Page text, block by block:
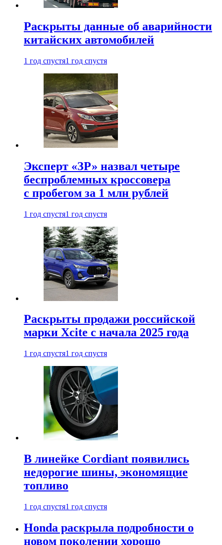
Раскрыты данные об аварийности
китайских автомобилей
1 год спустя1 год спустя
Эксперт «ЗР» назвал четыре
беспроблемных кроссовера
с пробегом за 1 млн рублей
1 год спустя1 год спустя
Раскрыты продажи российской
марки Xcite с начала 2025 года
1 год спустя1 год спустя
В линейке Cordiant появились
недорогие шины, экономящие
топливо
1 год спустя1 год спустя
Honda раскрыла подробности о
новом поколении хорошо